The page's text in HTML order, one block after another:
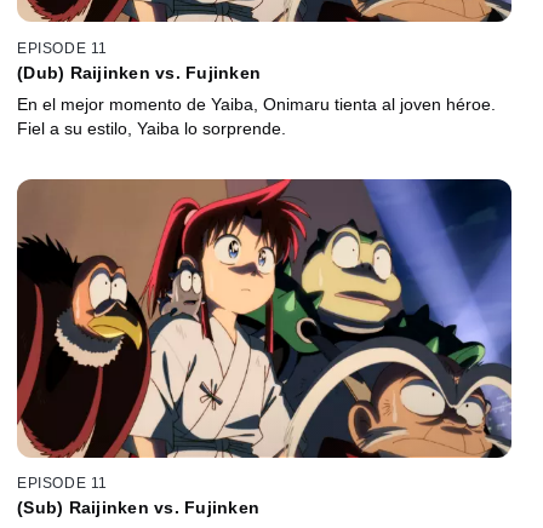
EPISODE 11
(Dub) Raijinken vs. Fujinken
En el mejor momento de Yaiba, Onimaru tienta al joven héroe.
Fiel a su estilo, Yaiba lo sorprende.
EPISODE 11
(Sub) Raijinken vs. Fujinken